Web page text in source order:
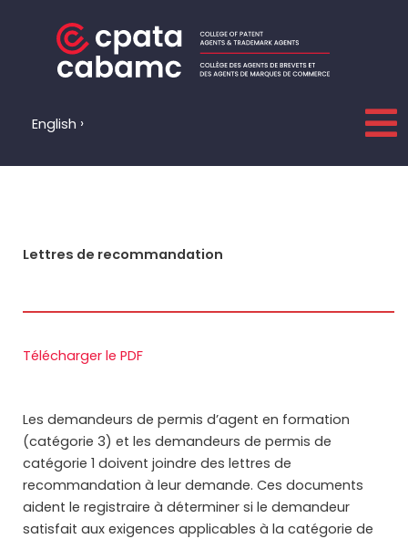
English
Lettres de recommandation
Télécharger le PDF
Les demandeurs de permis d’agent en formation
(catégorie 3) et les demandeurs de permis de
catégorie 1 doivent joindre des lettres de
recommandation à leur demande. Ces documents
aident le registraire à déterminer si le demandeur
satisfait aux exigences applicables à la catégorie de